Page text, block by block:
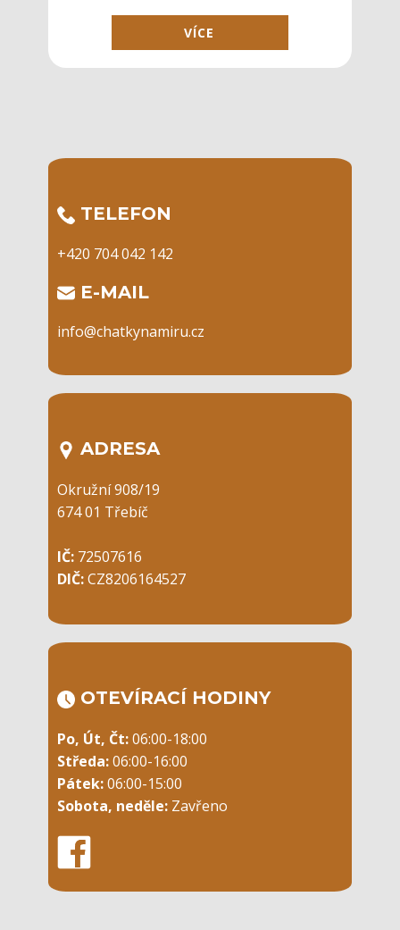
VÍCE
​TELEFON
+420 704 042 142
​E-MAIL
info@chatkynamiru.cz
ADRESA
Okružní 908/19
674 01 Třebíč
IČ: 72507616
DIČ:CZ8206164527
OTEVÍRACÍ ​HODINY
Po, Út, Čt:06:00-18:00
Středa:06:00-16:00
Pátek:06:00-15:00
Sobota, neděle: Zavřeno